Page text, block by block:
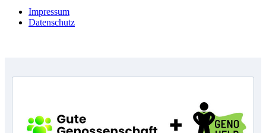
Impressum
Datenschutz